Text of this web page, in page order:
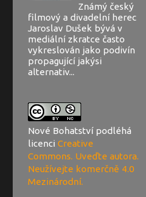
Známý český
filmový a divadelní herec
Jaroslav Dušek bývá v
mediální zkratce často
vykreslován jako podivín
propagující jakýsi
alternativ...
Nové Bohatství podléhá
licenci Creative
Commons. Uveďte autora.
Neužívejte komerčně 4.0
Mezinárodní.